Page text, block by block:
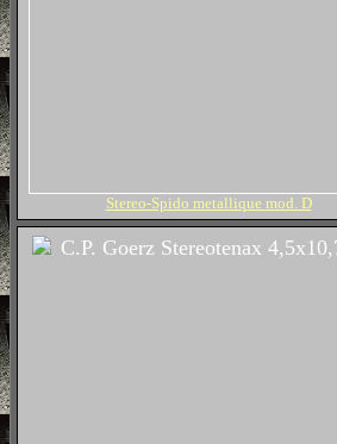
Stereo-Spido metallique mod. D